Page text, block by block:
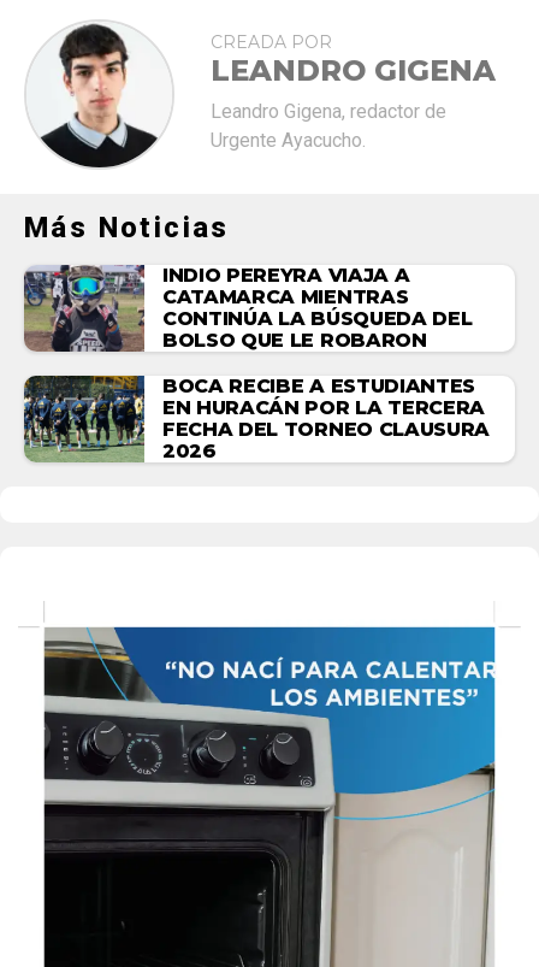
CREADA POR
LEANDRO GIGENA
Leandro Gigena, redactor de
Urgente Ayacucho.
Más Noticias
INDIO PEREYRA VIAJA A
CATAMARCA MIENTRAS
CONTINÚA LA BÚSQUEDA DEL
BOLSO QUE LE ROBARON
BOCA RECIBE A ESTUDIANTES
EN HURACÁN POR LA TERCERA
FECHA DEL TORNEO CLAUSURA
2026